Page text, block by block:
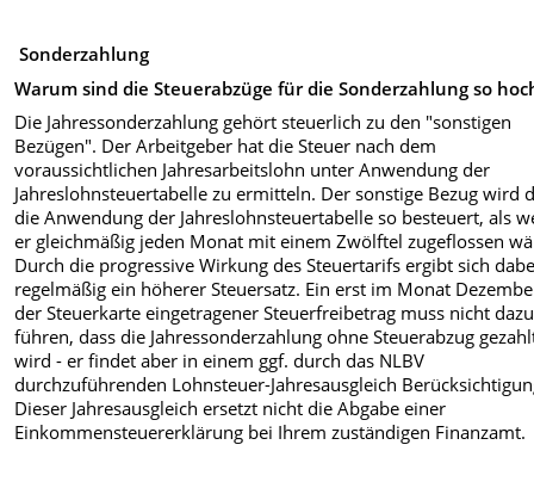
Sonderzahlung
Warum sind die Steuerabzüge für die Sonderzahlung so
Die Jahressonderzahlung gehört steuerlich zu den "sonstigen
Bezügen". Der Arbeitgeber hat die Steuer nach dem
voraussichtlichen Jahresarbeitslohn unter Anwendung der
Jahreslohnsteuertabelle zu ermitteln. Der sonstige Bezug wird
die Anwendung der Jahreslohnsteuertabelle so besteuert, als
er gleichmäßig jeden Monat mit einem Zwölftel zugeflossen
Durch die progressive Wirkung des Steuertarifs ergibt sich
regelmäßig ein höherer Steuersatz. Ein erst im Monat
der Steuerkarte eingetragener Steuerfreibetrag muss nicht dazu
führen, dass die Jahressonderzahlung ohne Steuerabzug
wird - er findet aber in einem ggf. durch das NLBV
durchzuführenden Lohnsteuer-Jahresausgleich
Dieser Jahresausgleich ersetzt nicht die Abgabe einer
Einkommensteuererklärung bei Ihrem zuständigen Finanzamt.